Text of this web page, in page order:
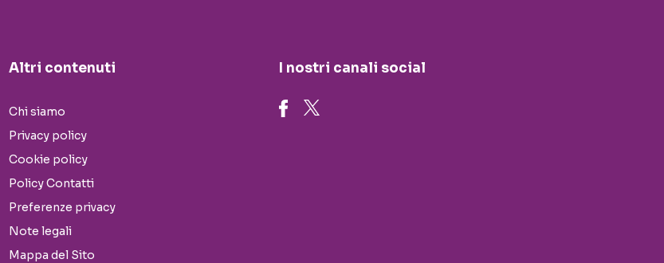
Altri contenuti
Chi siamo
Privacy policy
Cookie policy
Policy Contatti
Preferenze privacy
Note legali
Mappa del Sito
I nostri canali social